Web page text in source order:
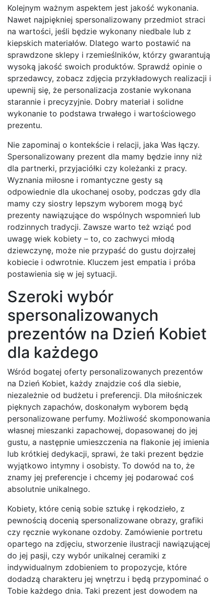
Kolejnym ważnym aspektem jest jakość wykonania.
Nawet najpiękniej spersonalizowany przedmiot straci
na wartości, jeśli będzie wykonany niedbale lub z
kiepskich materiałów. Dlatego warto postawić na
sprawdzone sklepy i rzemieślników, którzy gwarantują
wysoką jakość swoich produktów. Sprawdź opinie o
sprzedawcy, zobacz zdjęcia przykładowych realizacji i
upewnij się, że personalizacja zostanie wykonana
starannie i precyzyjnie. Dobry materiał i solidne
wykonanie to podstawa trwałego i wartościowego
prezentu.
Nie zapominaj o kontekście i relacji, jaka Was łączy.
Spersonalizowany prezent dla mamy będzie inny niż
dla partnerki, przyjaciółki czy koleżanki z pracy.
Wyznania miłosne i romantyczne gesty są
odpowiednie dla ukochanej osoby, podczas gdy dla
mamy czy siostry lepszym wyborem mogą być
prezenty nawiązujące do wspólnych wspomnień lub
rodzinnych tradycji. Zawsze warto też wziąć pod
uwagę wiek kobiety – to, co zachwyci młodą
dziewczynę, może nie przypaść do gustu dojrzałej
kobiecie i odwrotnie. Kluczem jest empatia i próba
postawienia się w jej sytuacji.
Szeroki wybór
spersonalizowanych
prezentów na Dzień Kobiet
dla każdego
Wśród bogatej oferty personalizowanych prezentów
na Dzień Kobiet, każdy znajdzie coś dla siebie,
niezależnie od budżetu i preferencji. Dla miłośniczek
pięknych zapachów, doskonałym wyborem będą
personalizowane perfumy. Możliwość skomponowania
własnej mieszanki zapachowej, dopasowanej do jej
gustu, a następnie umieszczenia na flakonie jej imienia
lub krótkiej dedykacji, sprawi, że taki prezent będzie
wyjątkowo intymny i osobisty. To dowód na to, że
znamy jej preferencje i chcemy jej podarować coś
absolutnie unikalnego.
Kobiety, które cenią sobie sztukę i rękodzieło, z
pewnością docenią spersonalizowane obrazy, grafiki
czy ręcznie wykonane ozdoby. Zamówienie portretu
opartego na zdjęciu, stworzenie ilustracji nawiązującej
do jej pasji, czy wybór unikalnej ceramiki z
indywidualnym zdobieniem to propozycje, które
dodadzą charakteru jej wnętrzu i będą przypominać o
Tobie każdego dnia. Taki prezent jest dowodem na